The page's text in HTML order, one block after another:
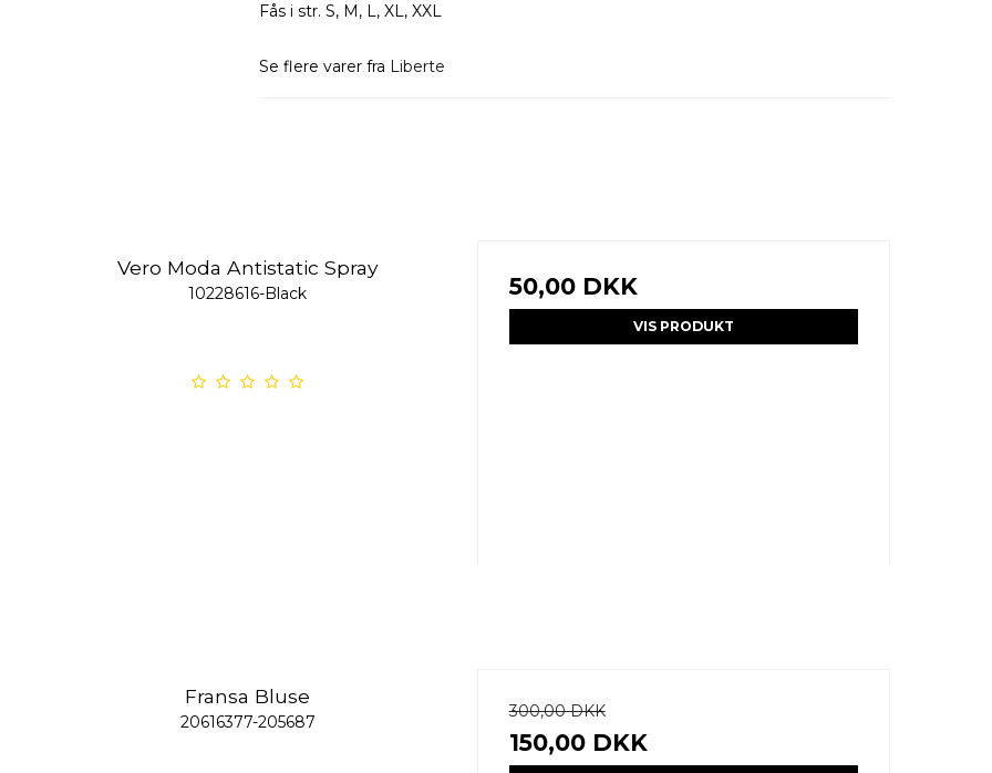
Fås i str. S, M, L, XL, XXL
Se flere varer fra Liberte
Vero Moda Antistatic Spray
10228616-Black 50,00 DKK
VIS PRODUKT
Fransa Bluse
20616377-205687
300,00 DKK
150,00 DKK